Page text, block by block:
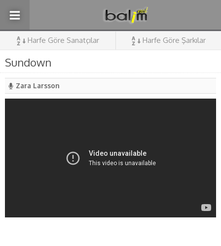
Harfe Göre Sanatçılar Harfe Göre Şarkılar
Sundown
Zara Larsson